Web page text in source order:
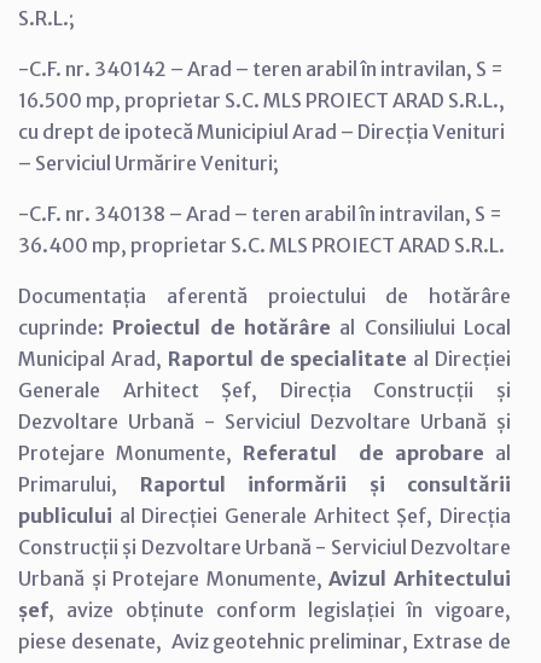
S.R.L.;
-C.F. nr. 340142 – Arad – teren arabil în intravilan, S =
16.500 mp, proprietar S.C. MLS PROIECT ARAD S.R.L.,
cu drept de ipotecă Municipiul Arad – Direcția Venituri
– Serviciul Urmărire Venituri;
-C.F. nr. 340138 – Arad – teren arabil în intravilan, S =
36.400 mp, proprietar S.C. MLS PROIECT ARAD S.R.L.
Documentația aferentă proiectului de hotărâre
cuprinde: Proiectul de hotărâre al Consiliului Local
Municipal Arad, Raportul de specialitate al Direcției
Generale Arhitect Șef, Direcția Construcții și
Dezvoltare Urbană - Serviciul Dezvoltare Urbană și
Protejare Monumente, Referatul de aprobare al
Primarului, Raportul informării și consultării
publicului al Direcției Generale Arhitect Șef, Direcția
Construcții și Dezvoltare Urbană - Serviciul Dezvoltare
Urbană și Protejare Monumente,Avizul Arhitectului
șef, avize obținute conform legislației în vigoare,
piese desenate, Aviz geotehnic preliminar, Extrase de